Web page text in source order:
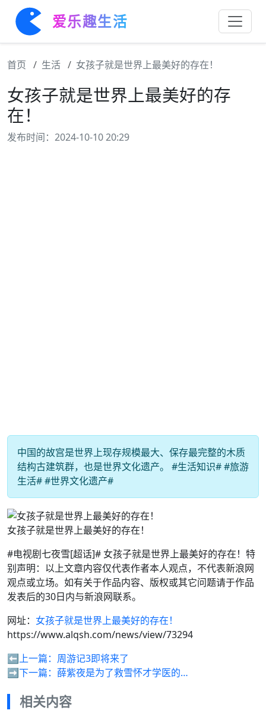
爱乐趣生活
首页 生活 女孩子就是世界上最美好的存在！
女孩子就是世界上最美好的存
在！
发布时间：2024-10-10 20:29
中国的故宫是世界上现存规模最大、保存最完整的木质
结构古建筑群，也是世界文化遗产。 #生活知识# #旅游
生活# #世界文化遗产#
女孩子就是世界上最美好的存在！
#电视剧七夜雪[超话]# 女孩子就是世界上最美好的存在！特
别声明：以上文章内容仅代表作者本人观点，不代表新浪网
观点或立场。如有关于作品内容、版权或其它问题请于作品
发表后的30日内与新浪网联系。
网址： 女孩子就是世界上最美好的存在！
https://www.alqsh.com/news/view/73294
⬅️上一篇： 周游记3即将来了
➡️下一篇： 薛紫夜是为了救雪怀才学医的…
相关内容